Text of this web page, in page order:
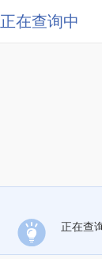
正在查询中
正在查